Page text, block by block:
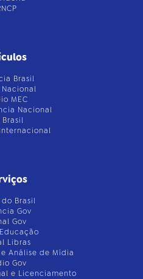
Brasil
Nacional
MEC
Nacional
Brasil
do Brasil
Gov
Gov
Libras
Análise de Mídia
Gov
e Licenciamento